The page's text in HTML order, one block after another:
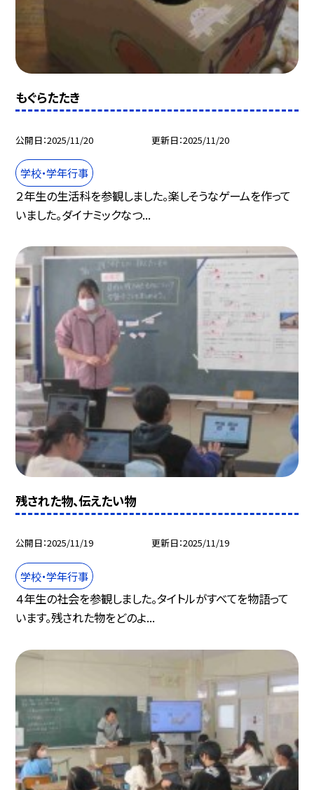
もぐらたたき
公開日 2025/11/20 更新日 2025/11/20
学校・学年行事
２年生の生活科を参観しました。楽しそうなゲームを作って
いました。ダイナミックなつ...
残された物、伝えたい物
公開日 2025/11/19 更新日 2025/11/19
学校・学年行事
４年生の社会を参観しました。タイトルがすべてを物語って
います。残された物をどのよ...